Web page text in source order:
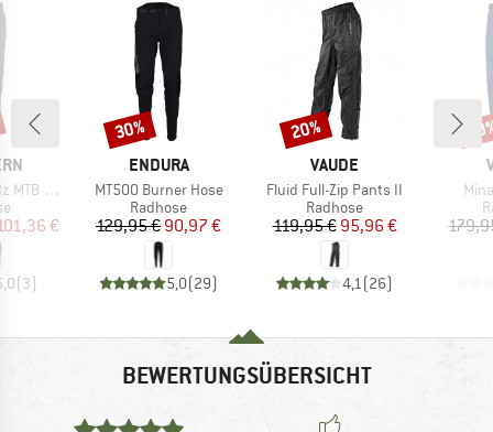
Pants
Preis
€
(3)
MARKE
ENDURA
Artikel
MT500 Burner Hose
Produktgruppe
Radhose
Preis
129,95 €reduzierter Preis
90,97 €
5,0(29)
Rabatt
30%
MARKE
VAUDE
Artikel
Fluid Full-Zip Pants II
Produktgruppe
Radhose
Preis
119,95 €reduzierter Preis
95,96 €
4,1(26)
Rabatt
20%
BEWERTUNGSÜBERSICHT